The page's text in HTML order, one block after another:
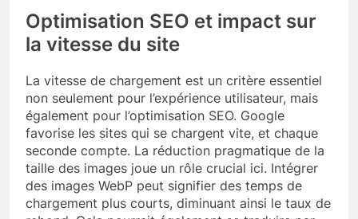
Optimisation SEO et impact sur
la vitesse du site
La vitesse de chargement est un critère essentiel
non seulement pour l’expérience utilisateur, mais
également pour l’optimisation SEO. Google
favorise les sites qui se chargent vite, et chaque
seconde compte. La réduction pragmatique de la
taille des images joue un rôle crucial ici. Intégrer
des images WebP peut signifier des temps de
chargement plus courts, diminuant ainsi le taux de